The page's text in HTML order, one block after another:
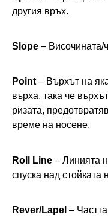
другия връх.
Slope – Височината/
Point– Върхът на
върха, така че
ризата,
време на носене.
Roll Line – Линията
спуска над стойката
Rever/Lapel –